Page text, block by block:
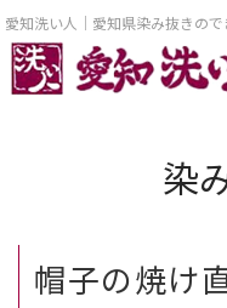
愛知洗い人｜愛知県染み抜きの
染
帽子の焼け